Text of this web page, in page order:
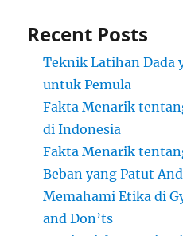
Recent Posts
Teknik Latihan Dada
untuk Pemula
Fakta Menarik
di Indonesia
Fakta Menarik
Beban yang Patut
Memahami Etika di
and Don’ts